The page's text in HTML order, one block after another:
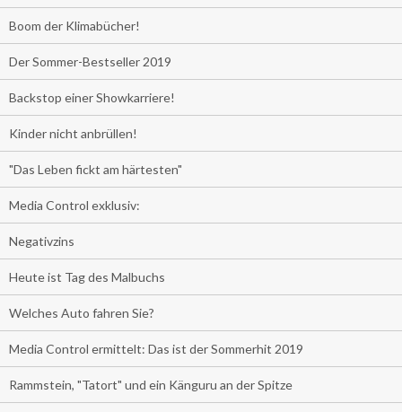
Boom der Klimabücher!
Der Sommer-Bestseller 2019
Backstop einer Showkarriere!
Kinder nicht anbrüllen!
"Das Leben fickt am härtesten"
Media Control exklusiv:
Negativzins
Heute ist Tag des Malbuchs
Welches Auto fahren Sie?
Media Control ermittelt: Das ist der Sommerhit 2019
Rammstein, "Tatort" und ein Känguru an der Spitze